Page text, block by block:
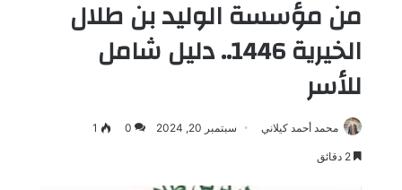
من مؤسسة الوليد بن طلال
الخيرية 1446.. دليل شامل
للأسر
محمد أحمد كيلاني سبتمبر 20, 2024 0
1